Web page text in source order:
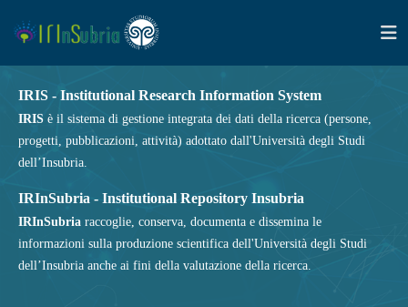
IRIS - Institutional Research Information System
IRIS è il sistema di gestione integrata dei dati della ricerca (persone,
progetti, pubblicazioni, attività) adottato dall'Università degli Studi
dell’Insubria.
IRInSubria - Institutional Repository Insubria
IRInSubria raccoglie, conserva, documenta e dissemina le
informazioni sulla produzione scientifica dell'Università degli Studi
dell’Insubria anche ai fini della valutazione della ricerca.